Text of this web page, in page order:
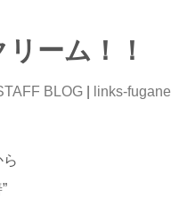
ーム！！
BLOG links-fugane